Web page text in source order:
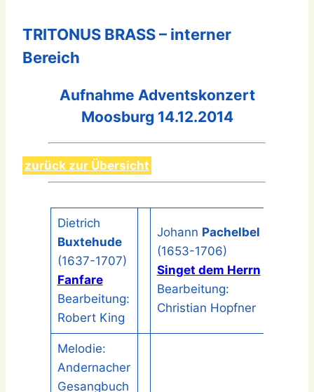
TRITONUS BRASS – interner
Bereich
Aufnahme Adventskonzert
Moosburg 14.12.2014
zurück zur Übersicht
Dietrich
Buxtehude
(1637-1707)
Fanfare
Bearbeitung:
Robert King
Johann Pachelbel
(1653-1706)
Singet dem Herrn
Bearbeitung:
Christian Hopfner
Melodie:
Andernacher
Gesangbuch